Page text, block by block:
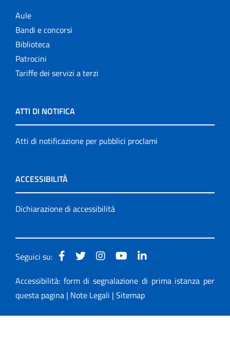
Aule
Bandi e concorsi
Biblioteca
Patrocini
Tariffe dei servizi a terzi
ATTI DI NOTIFICA
Atti di notificazione per pubblici proclami
ACCESSIBILITÀ
Dichiarazione di accessibilità
Seguici su:
Accessibilità: form di segnalazione di prima istanza per
questa pagina | Note Legali | Sitemap